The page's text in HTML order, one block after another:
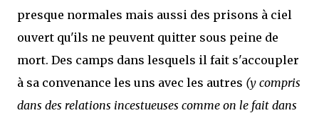
presque normales mais aussi des prisons à ciel
ouvert qu'ils ne peuvent quitter sous peine de
mort. Des camps dans lesquels il fait s'accoupler
à sa convenance les uns avec les autres (y compris
dans des relations incestueuses comme on le fait dans